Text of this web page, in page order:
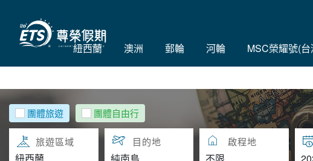
紐西蘭 澳洲 郵輪 河輪 MSC榮耀號(
團體旅遊 團體自由行
旅遊區域 目的地 啟程地